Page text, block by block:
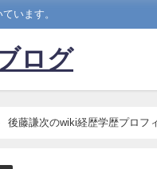
います。
ログ
後藤謙次のwiki経歴学歴プロフ